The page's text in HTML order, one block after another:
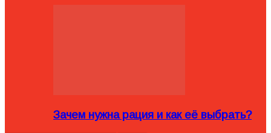
Зачем нужна рация и как её выбрать?